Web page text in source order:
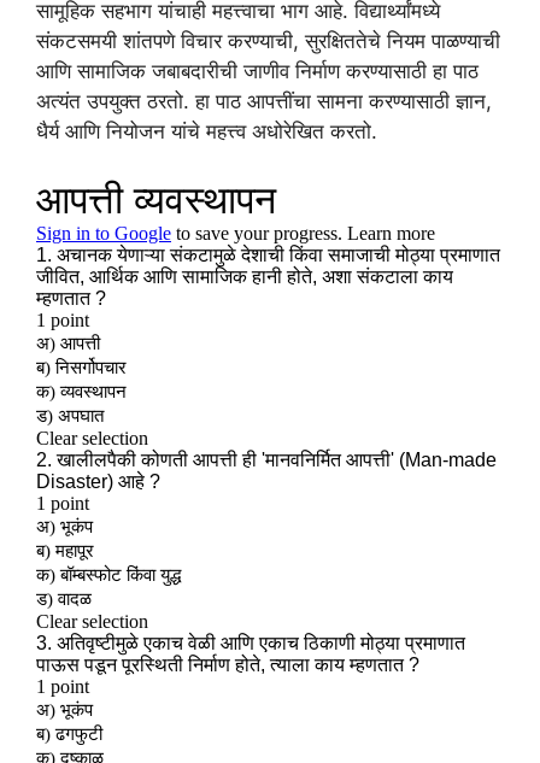
सामूहिक सहभाग यांचाही महत्त्वाचा भाग आहे. विद्यार्थ्यांमध्ये
संकटसमयी शांतपणे विचार करण्याची, सुरक्षिततेचे नियम पाळण्याची
आणि सामाजिक जबाबदारीची जाणीव निर्माण करण्यासाठी हा पाठ
अत्यंत उपयुक्त ठरतो. हा पाठ आपत्तींचा सामना करण्यासाठी ज्ञान,
धैर्य आणि नियोजन यांचे महत्त्व अधोरेखित करतो.